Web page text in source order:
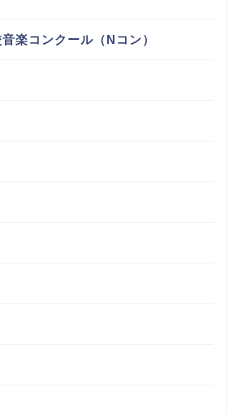
楽コンクール（Nコン）